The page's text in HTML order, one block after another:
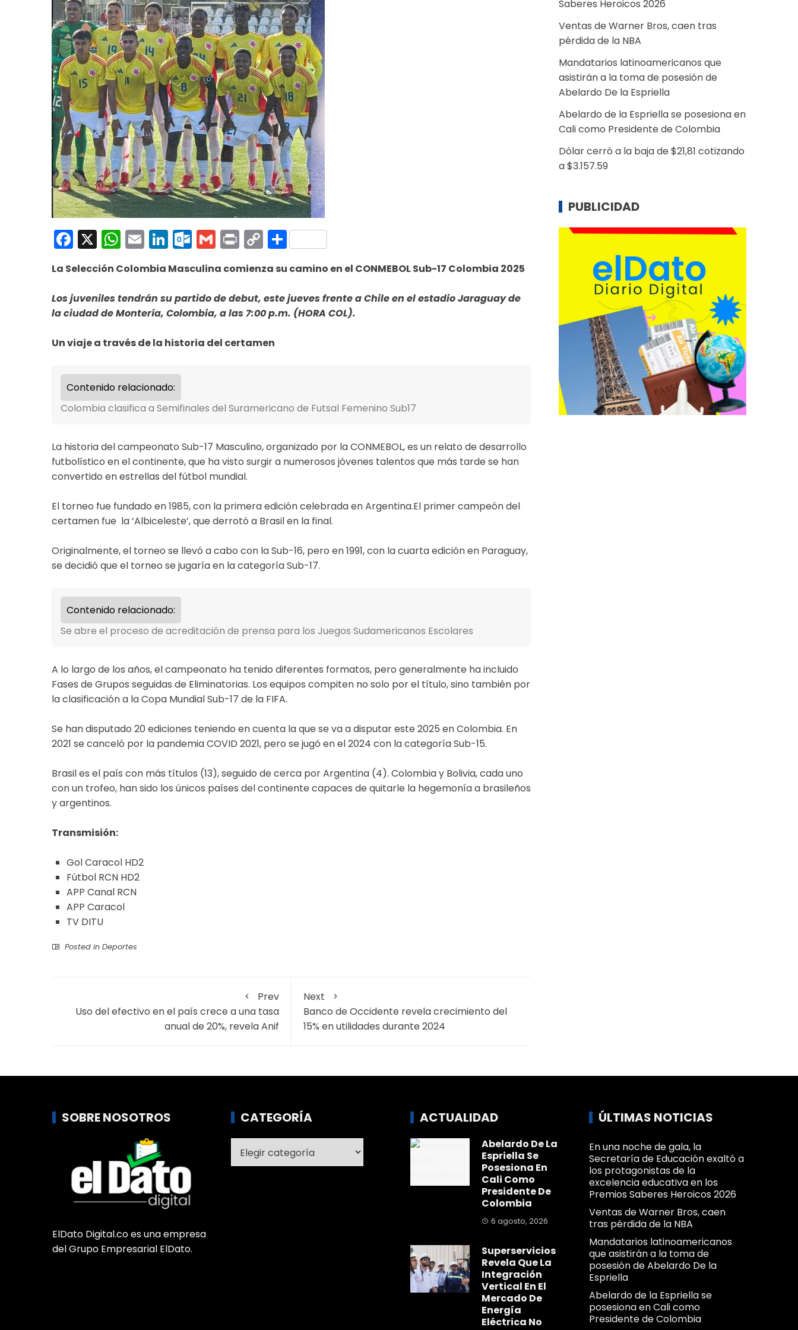
Facebook
X WhatsApp
EmailLinkedIn
Outlook.com
Gmail
PrintCopy
Link
Compartir
La Selección Colombia Masculina comienza su camino en el CONMEBOL Sub-17 Colombia 2025
Los juveniles tendrán su partido de debut, este jueves frente a Chile en el estadio Jaraguay de
la ciudad de Montería, Colombia, a las 7:00 p.m. (HORA COL).
Un viaje a través de la historia del certamen
Contenido relacionado:
Colombia clasifica a Semifinales del Suramericano de Futsal Femenino Sub17
La historia del campeonato Sub-17 Masculino, organizado por la CONMEBOL, es un relato de desarrollo
futbolístico en el continente, que ha visto surgir a numerosos jóvenes talentos que más tarde se han
convertido en estrellas del fútbol mundial.
El torneo fue fundado en 1985, con la primera edición celebrada en Argentina.El primer campeón del
certamen fue la ‘Albiceleste’, que derrotó a Brasil en la final.
Originalmente, el torneo se llevó a cabo con la Sub-16, pero en 1991, con la cuarta edición en Paraguay,
se decidió que el torneo se jugaría en la categoría Sub-17.
Contenido relacionado:
Se abre el proceso de acreditación de prensa para los Juegos Sudamericanos Escolares
A lo largo de los años, el campeonato ha tenido diferentes formatos, pero generalmente ha incluido
Fases de Grupos seguidas de Eliminatorias. Los equipos compiten no solo por el título, sino también por
la clasificación a la Copa Mundial Sub-17 de la FIFA.
Se han disputado 20 ediciones teniendo en cuenta la que se va a disputar este 2025 en Colombia. En
2021 se canceló por la pandemia COVID 2021, pero se jugó en el 2024 con la categoría Sub-15.
Brasil es el país con más títulos (13), seguido de cerca por Argentina (4). Colombia y Bolivia, cada uno
con un trofeo, han sido los únicos países del continente capaces de quitarle la hegemonía a brasileños
y argentinos.
Transmisión:
Gol Caracol HD2
Fútbol RCN HD2
APP Canal RCN
APP Caracol
TV DITU
Posted in Deportes
Prev
Uso del efectivo en el país crece a una tasa
anual de 20%, revela Anif
Next
Banco de Occidente revela crecimiento del
15% en utilidades durante 2024
Saberes Heroicos 2026
Ventas de Warner Bros, caen tras
pérdida de la NBA
Mandatarios latinoamericanos que
asistirán a la toma de posesión de
Abelardo De la Espriella
Abelardo de la Espriella se posesiona en
Cali como Presidente de Colombia
Dólar cerró a la baja de $21,81 cotizando
a $3.157.59
PUBLICIDAD
SOBRE NOSOTROS
ElDato Digital.co es una empresa
del Grupo Empresarial ElDato.
CATEGORÍA ACTUALIDAD
Abelardo De La
Espriella Se
Posesiona En
Cali Como
Presidente De
Colombia
6 agosto, 2026
Superservicios
Revela Que La
Integración
Vertical En El
Mercado De
Energía
Eléctrica No
ÚLTIMAS NOTICIAS
En una noche de gala, la
Secretaría de Educación exaltó a
los protagonistas de la
excelencia educativa en los
Premios Saberes Heroicos 2026
Ventas de Warner Bros, caen
tras pérdida de la NBA
Mandatarios latinoamericanos
que asistirán a la toma de
posesión de Abelardo De la
Espriella
Abelardo de la Espriella se
posesiona en Cali como
Presidente de Colombia